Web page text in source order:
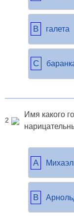
B галета
C
2
Имя какого
A
B